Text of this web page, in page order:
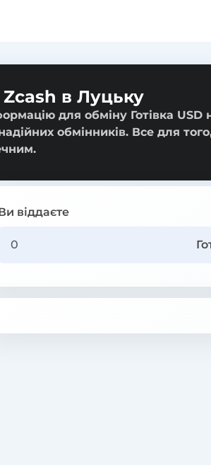
Zcash в Луцьку
для обміну Готівка USD
обмінників. Все для
віддаєте